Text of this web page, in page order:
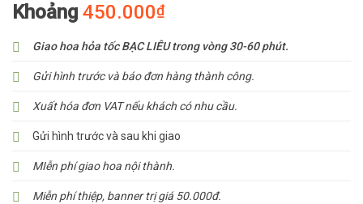
Khoảng 450.000₫
Giao hoa hỏa tốc BẠC LIÊU trong vòng 30-60 phút.
Gửi hình trước và báo đơn hàng thành công.
Xuất hóa đơn VAT nếu khách có nhu cầu.
Gửi hình trước và sau khi giao
MIễn phí giao hoa nội thành.
Miễn phí thiệp, banner trị giá 50.000đ.